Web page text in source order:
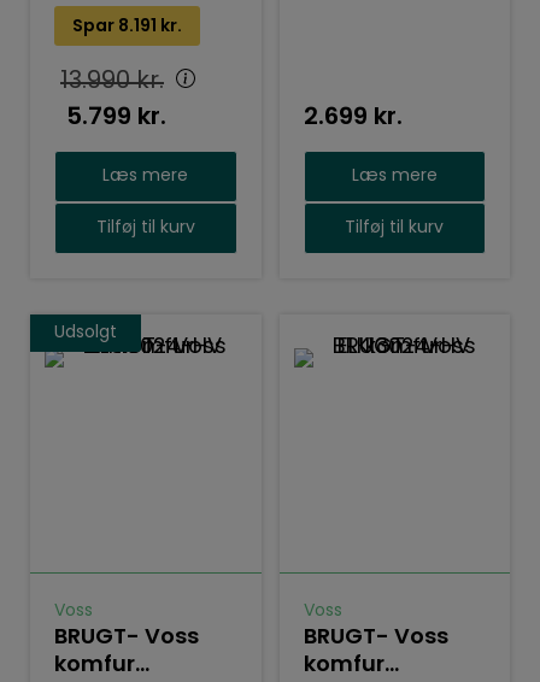
HB672GCS2S/B6
Spar 8.191 kr.
13.990kr.
5.799 kr.
Læs mere
Tilføj til kurv
2.699 kr.
Læs mere
Tilføj til kurv
Udsolgt
Voss
BRUGT- Voss
komfur
Voss
BRUGT- Voss
komfur